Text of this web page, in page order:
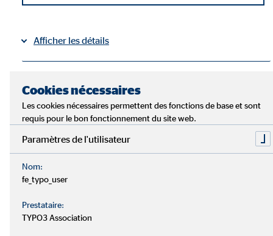
Afficher les détails
Cookies nécessaires
Les cookies nécessaires permettent des fonctions de base et sont
requis pour le bon fonctionnement du site web.
Paramètres de l'utilisateur
Nom:
fe_typo_user
Prestataire:
TYPO3 Association